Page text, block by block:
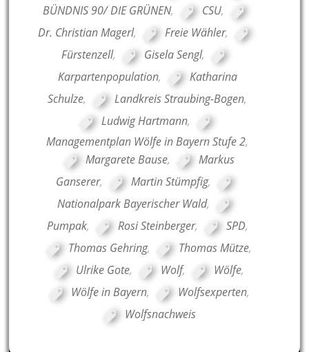
BÜNDNIS 90/ DIE GRÜNEN, CSU,
Dr. Christian Magerl, Freie Wähler,
Fürstenzell, Gisela Sengl,
Karpartenpopulation,
Katharina
Schulze, Landkreis Straubing-Bogen,
Ludwig Hartmann,
Managementplan Wölfe in Bayern Stufe 2,
Margarete Bause,
Markus
Ganserer, Martin Stümpfig,
Nationalpark Bayerischer Wald,
Pumpak, Rosi Steinberger, SPD,
Thomas Gehring, Thomas Mütze,
Ulrike Gote, Wolf, Wölfe,
Wölfe in Bayern, Wolfsexperten,
Wolfsnachweis